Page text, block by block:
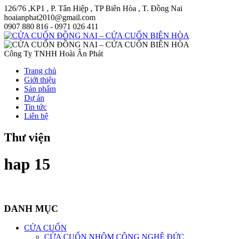
126/76 ,KP1 , P. Tân Hiệp , TP Biên Hòa , T. Đồng Nai
hoaianphat2010@gmail.com
0907 880 816 - 0971 026 411
Công Ty TNHH Hoài Ân Phát
Trang chủ
Giới thiệu
Sản phẩm
Dự án
Tin tức
Liên hệ
Thư viện
hap 15
DANH MỤC
CỬA CUỐN
CỬA CUỐN NHÔM CÔNG NGHỆ ĐỨC